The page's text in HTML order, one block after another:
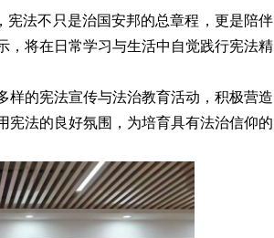
法不只是治国安邦的总章程，更是陪伴
，将在日常学习与生活中自觉践行宪法精
样的宪法宣传与法治教育活动，积极营造
宪法的良好氛围，为培育具有法治信仰的